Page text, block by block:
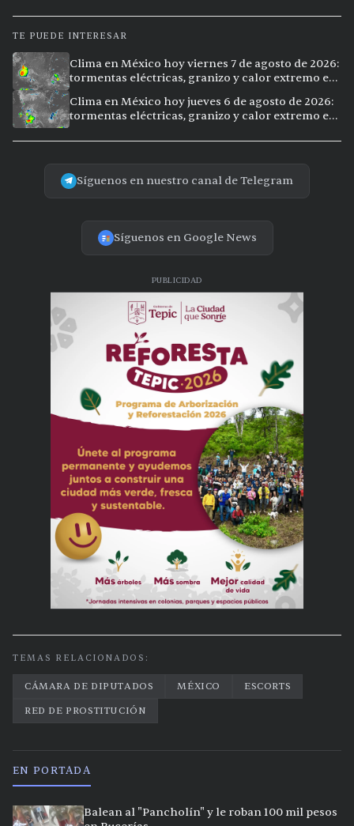
TE PUEDE INTERESAR
Clima en México hoy viernes 7 de agosto de 2026:
tormentas eléctricas, granizo y calor extremo en
Clima en México hoy jueves 6 de agosto de 2026:
tormentas eléctricas, granizo y calor extremo en
Síguenos en nuestro canal de Telegram
Síguenos en Google News
PUBLICIDAD
TEMAS RELACIONADOS:
CÁMARA DE DIPUTADOS MÉXICO
ESCORTS
RED DE PROSTITUCIÓN
EN PORTADA
Balean al "Pancholín" y le roban 100 mil pesos